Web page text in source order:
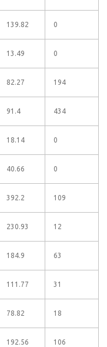
139.82 0
13.49 0
82.27 194
91.4 434
18.14 0
40.66 0
392.2 109
230.93 12
184.9 63
111.77 31
78.82 18
192.56 106